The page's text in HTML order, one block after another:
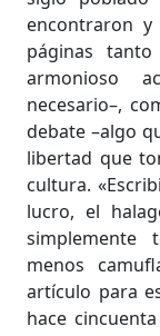
encontraron
páginas
armonioso
necesario–,
debate –algo
libertad que
cultura.
lucro, el
simplemente
menos
artículo para
hace